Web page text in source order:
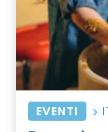
EVENTI